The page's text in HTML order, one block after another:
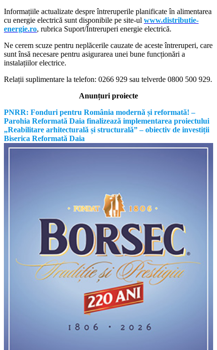
Informațiile actualizate despre întreruperile planificate în alimentarea
cu energie electrică sunt disponibile pe site-ul www.distributie-
energie.ro, rubrica Suport/Întreruperi energie electrică.
Ne cerem scuze pentru neplăcerile cauzate de aceste întreruperi, care
sunt însă necesare pentru asigurarea unei bune funcționări a
instalațiilor electrice.
Relații suplimentare la telefon: 0266 929 sau telverde 0800 500 929.
Anunțuri proiecte
PNRR: Fonduri pentru România modernă și reformată! –
Parohia Reformată Daia finalizează implementarea proiectului
„Reabilitare arhitecturală și structurală” – obiectiv de investiții
Biserica Reformată Daia